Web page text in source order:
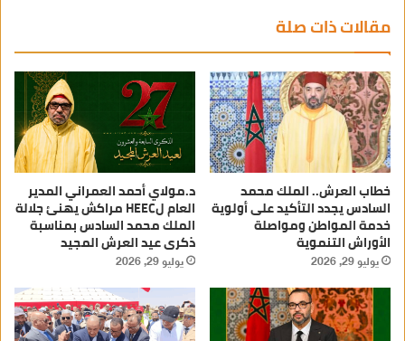
مقالات ذات صلة
خطاب العرش.. الملك محمد
السادس يجدد التأكيد على أولوية
خدمة المواطن ومواصلة
الأوراش التنموية
يوليو 29, 2026
د.مولاي أحمد العمراني المدير
العام لHEEC مراكش يهنئ جلالة
الملك محمد السادس بمناسبة
ذكرى عيد العرش المجيد
يوليو 29, 2026